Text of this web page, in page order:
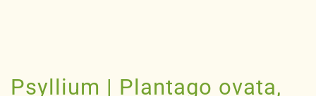
Psyllium | Plantago ovata,